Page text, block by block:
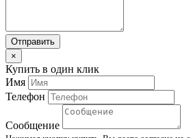
Отправить
×
Купить в один клик
Имя
Телефон
Сообщение